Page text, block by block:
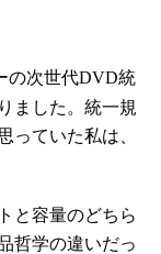
の次世代DVD統
ました。統一規
っていた私は、
と容量のどちら
哲学の違いだっ